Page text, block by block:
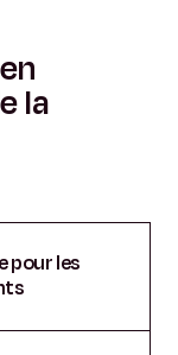
la
pour les